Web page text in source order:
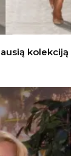
kolekciją